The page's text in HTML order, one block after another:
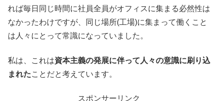
れば毎日同じ時間に社員全員がオフィスに集まる必然性は
なかったわけですが、同じ場所(工場)に集まって働くこと
は人々にとって常識になっていました。
私は、これは資本主義の発展に伴って人々の意識に刷り込
まれたことだと考えています。
スポンサーリンク